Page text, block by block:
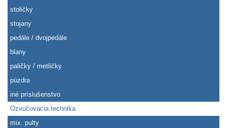
stoličky
stojany
pedále / dvojpedále
blany
paličky / metličky
púzdra
iné príslušenstvo
Ozvučovacia technika
mix. pulty